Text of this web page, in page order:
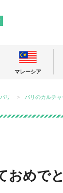
マレーシア
バリ バリのカルチャ
おめで